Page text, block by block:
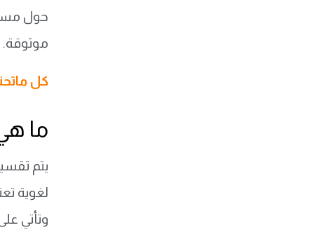
حول
موثوقة.
كل
ما
لغوية
وتأتي